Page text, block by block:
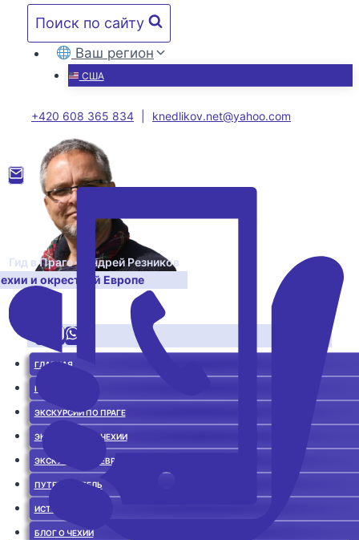
Перейти
содержимому
Поиск по сайту
Ваш регион
США
+420 608 365 834 knedlikov.net@yahoo.com
Гид в Праге – Андрей Резников
и окрестной Европе
ГЛАВНАЯ
ГИД В ПРАГЕ
ЭКСКУРСИИ ПО ПРАГЕ
ЭКСКУРСИИ ПО ЧЕХИИ
ЭКСКУРСИИ ПО ЕВРОПЕ
ПУТЕВОДИТЕЛЬ
ИСТОРИЯ ЧЕХИИ
БЛОГ О ЧЕХИИ